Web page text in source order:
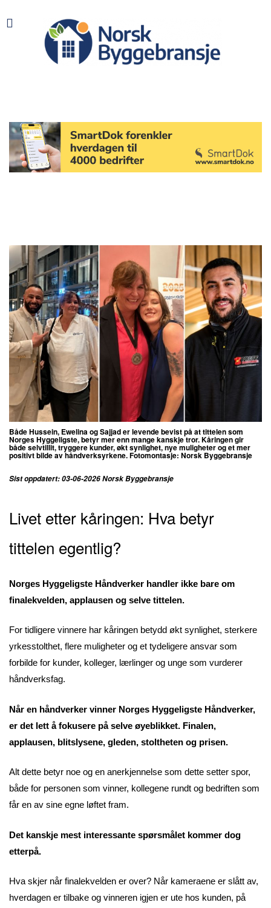
Både Hussein, Ewelina og Sajjad er levende bevist på at tittelen som
Norges Hyggeligste, betyr mer enn mange kanskje tror. Kåringen gir
både selvtillit, tryggere kunder, økt synlighet, nye muligheter og et mer
positivt bilde av håndverksyrkene.Fotomontasje: Norsk Byggebransje
Sist oppdatert: 03-06-2026 Norsk Byggebransje
Livet etter kåringen: Hva betyr
tittelen egentlig?
Norges Hyggeligste Håndverker handler ikke bare om
finalekvelden, applausen og selve tittelen.
For tidligere vinnere har kåringen betydd økt synlighet, sterkere
yrkesstolthet, flere muligheter og et tydeligere ansvar som
forbilde for kunder, kolleger, lærlinger og unge som vurderer
håndverksfag.
Når en håndverker vinner Norges Hyggeligste Håndverker,
er det lett å fokusere på selve øyeblikket. Finalen,
applausen, blitslysene, gleden, stoltheten og prisen.
Alt dette betyr noe og en anerkjennelse som dette setter spor,
både for personen som vinner, kollegene rundt og bedriften som
får en av sine egne løftet fram.
Det kanskje mest interessante spørsmålet kommer dog
etterpå.
Hva skjer når finalekvelden er over? Når kameraene er slått av,
hverdagen er tilbake og vinneren igjen er ute hos kunden, på